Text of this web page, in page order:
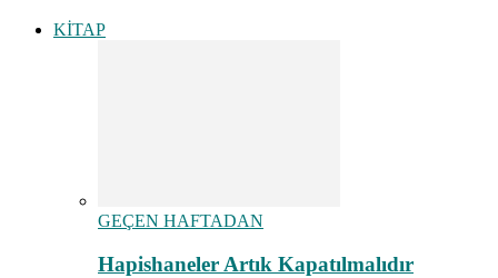
KİTAP
GEÇEN HAFTADAN
Hapishaneler Artık Kapatılmalıdır